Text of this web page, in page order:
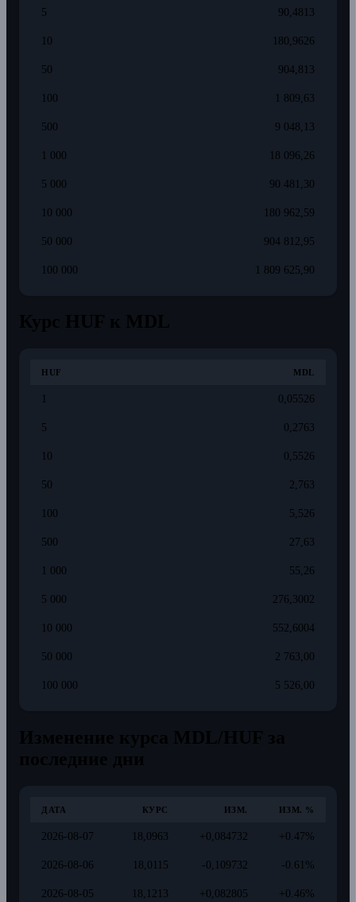
5 90,4813
10 180,9626
50 904,813
100 1 809,63
500 9 048,13
1 000 18 096,26
5 000 90 481,30
10 000 180 962,59
50 000 904 812,95
100 000 1 809 625,90
HUF MDL
0,05526
5 0,2763
10 0,5526
50 2,763
100 5,526
500 27,63
1 000 55,26
5 000 276,3002
10 000 552,6004
50 000 2 763,00
100 000 5 526,00
ДАТА КУРС ИЗМ. ИЗМ. %
2026-08-07 18,0963 +0,084732 +0.47%
2026-08-06 18,0115 -0,109732 -0.61%
2026-08-05 18,1213 +0,082805 +0.46%